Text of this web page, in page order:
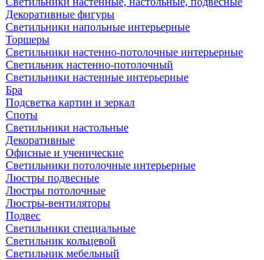
Декоративные фигуры
Светильники напольные интерьерные
Торшеры
Светильники настенно-потолочные интерьерные
Светильник настенно-потолочный
Светильники настенные интерьерные
Бра
Подсветка картин и зеркал
Споты
Светильники настольные
Декоративные
Офисные и ученические
Светильники потолочные интерьерные
Люстры подвесные
Люстры потолочные
Люстры-вентиляторы
Подвес
Светильники специальные
Светильник кольцевой
Светильник мебельный